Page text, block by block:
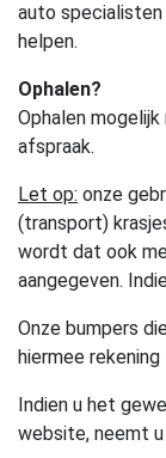
auto specialisten
helpen.
Ophalen?
Ophalen
afspraak.
Let op: onze
(transport)
wordt dat ook
aangegeven.
Onze bumpers
hiermee rekening
Indien u het
website, neemt